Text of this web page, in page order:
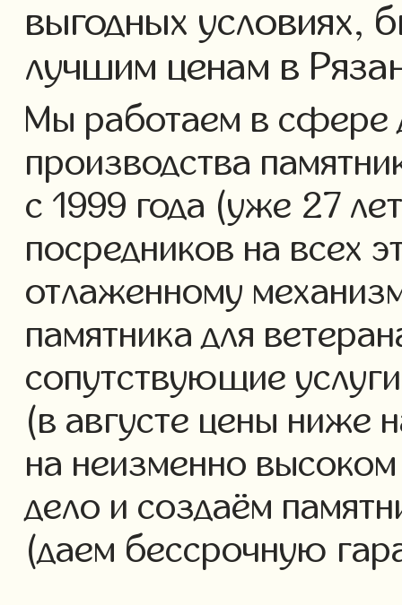
выгодных условиях,
лучшим ценам в
Мы работаем в сфере
производства
с 1999 года (уже 27
посредников на всех
отлаженному
памятника для
сопутствующие
(в августе цены ниже
на неизменно
дело и создаём
(даем бессрочную